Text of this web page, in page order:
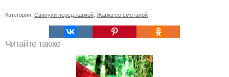
Категории: Свинухи перед жаркой, Жарка со сметаной
Читайте также